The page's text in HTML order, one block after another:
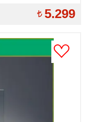
5.299